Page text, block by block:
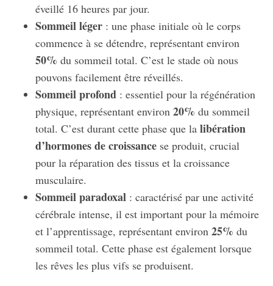
éveillé 16 heures par jour.
Sommeil léger: une phase initiale où le corps
commence à se détendre, représentant environ
50% du sommeil total. C’est le stade où nous
pouvons facilement être réveillés.
Sommeil profond : essentiel pour la régénération
physique, représentant environ 20% du sommeil
total. C’est durant cette phase que la libération
d’hormones de croissancese produit, crucial
pour la réparation des tissus et la croissance
musculaire.
Sommeil paradoxal : caractérisé par une activité
cérébrale intense, il est important pour la mémoire
et l’apprentissage, représentant environ 25% du
sommeil total. Cette phase est également lorsque
les rêves les plus vifs se produisent.